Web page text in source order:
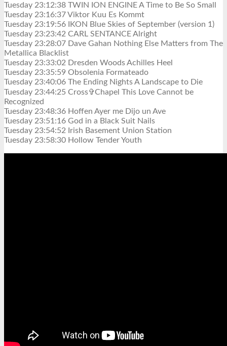
Tuesday 23:12:38 TWIN ION ENGINE A Time to Be So Small
Tuesday 23:16:37 Viktor Kuu Es Kommt
Tuesday 23:19:56 IKON Blue Skies of September (version 1)
Tuesday 23:23:42 CARL SENTANCE Alright
Tuesday 23:28:07 Dave Gahan Nothing Else Matters from The
Metallica Blacklist
Tuesday 23:33:02 Dresden Woods Achilles Heel
Tuesday 23:35:59 Obsolenia Formateado
Tuesday 23:40:06 The Ending Nights A Landscape to Die
Tuesday 23:44:25 Cross✞Chapel This Love Cannot be
Recognized
Tuesday 23:48:36 Hoffen Ayer me Dijo un Ave
Tuesday 23:51:16 God in a Black Suit Nails
Tuesday 23:54:52 Irish Basement Union Station
Tuesday 23:58:30 Hollow Tender Youth